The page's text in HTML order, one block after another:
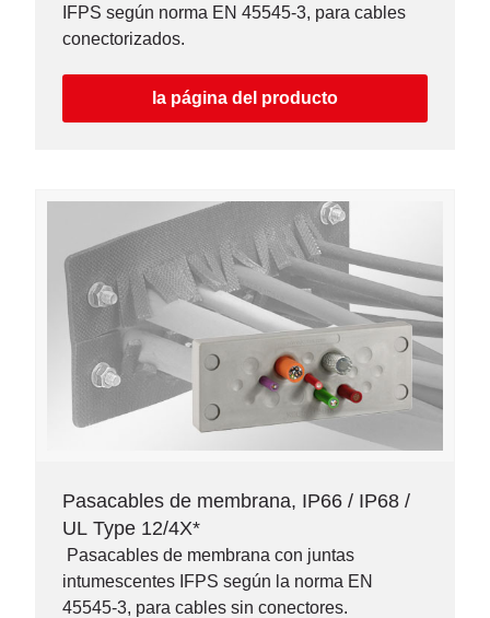
IFPS según norma EN 45545-3, para cables
conectorizados.
la página del producto
Pasacables de membrana, IP66 / IP68 /
UL Type 12/4X*
Pasacables de membrana con juntas
intumescentes IFPS según la norma EN
45545-3, para cables sin conectores.